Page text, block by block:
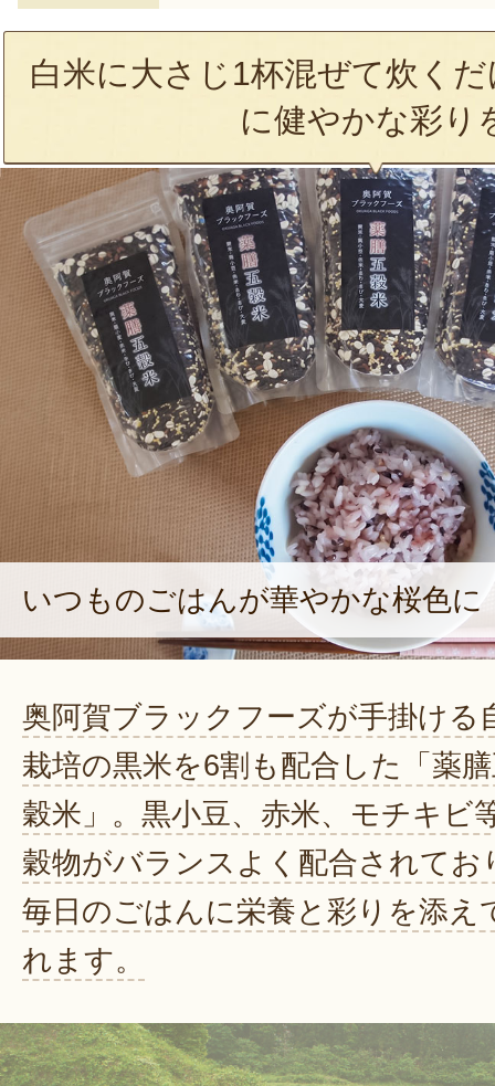
白米に大さじ1杯混ぜて炊く
に健やかな彩り
いつものごはんが華やかな桜色に
奥阿賀ブラックフーズが手掛ける
栽培の黒米を6割も配合した「薬
穀米」。黒小豆、赤米、モチキビ
穀物がバランスよく配合されてお
毎日のごはんに栄養と彩りを添え
れます。